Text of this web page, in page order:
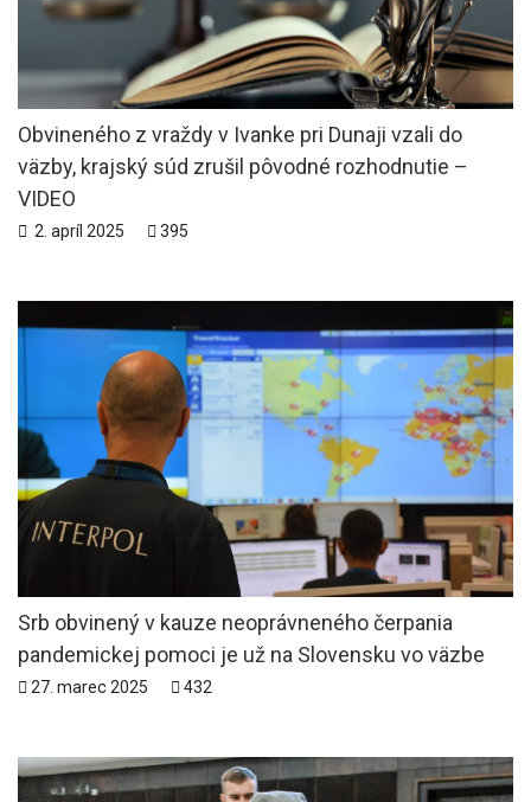
Obvineného z vraždy v Ivanke pri Dunaji vzali do
väzby, krajský súd zrušil pôvodné rozhodnutie –
VIDEO
2. apríl 2025 395
Srb obvinený v kauze neoprávneného čerpania
pandemickej pomoci je už na Slovensku vo väzbe
27. marec 2025 432